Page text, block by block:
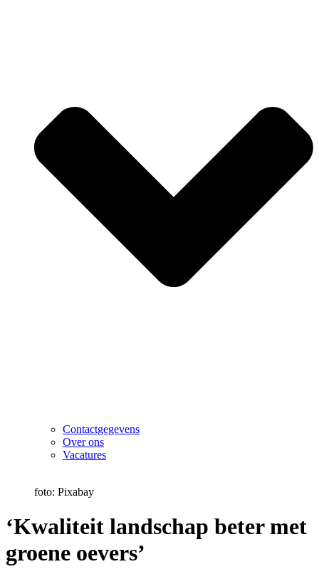
Contactgegevens
Over ons
Vacatures
foto: Pixabay
‘Kwaliteit landschap beter met
groene oevers’